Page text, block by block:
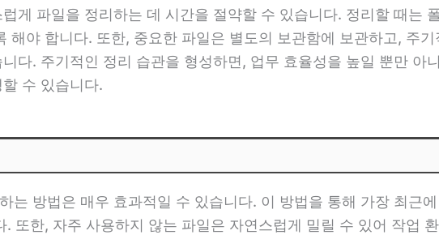
게 파일을 정리하는 데 시간을 절약할 수 있습니다. 정리할 때는
해야 합니다. 또한, 중요한 파일은 별도의 보관함에 보관하고, 주
다. 주기적인 정리 습관을 형성하면, 업무 효율성을 높일 뿐만 아
수 있습니다.
는 방법은 매우 효과적일 수 있습니다. 이 방법을 통해 가장 최근
또한, 자주 사용하지 않는 파일은 자연스럽게 밀릴 수 있어 작업